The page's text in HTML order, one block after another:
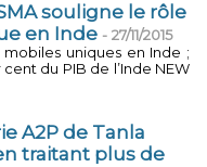
souligne le rôle
en Inde - 27/11/2015
uniques en Inde ;
du PIB de l’Inde NEW
A2P de Tanla
traitant plus de